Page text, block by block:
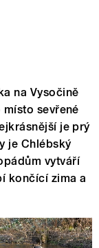
na Vysočině
sevřené
je prý
je Chlébský
vytváří
končící zima a